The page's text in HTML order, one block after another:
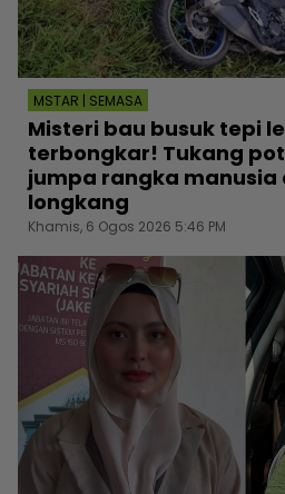
MSTAR | SEMASA
Misteri bau busuk tepi
terbongkar! Tukang
jumpa rangka manusia
longkang
Khamis, 6 Ogos 2026 5:46 PM